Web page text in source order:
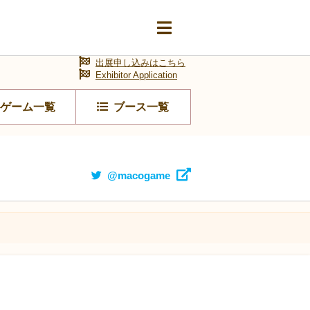
ゲーム一覧 ブース一覧
出展申し込みはこちら
Exhibitor Application
@macogame